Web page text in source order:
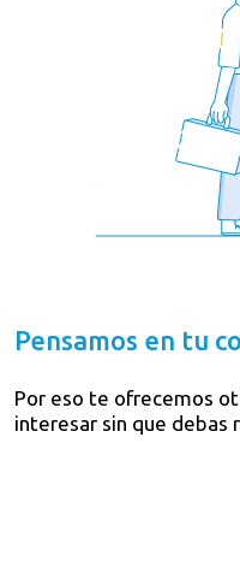
Pensamos en tu
Por eso te ofrecemos
interesar sin que debas